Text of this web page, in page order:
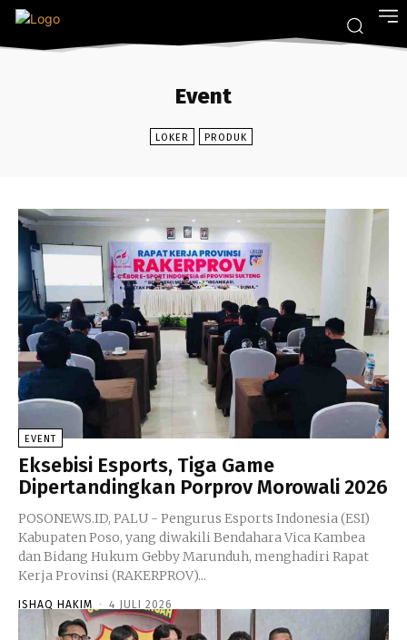
Event
LOKER PRODUK
EVENT
Eksebisi Esports, Tiga Game
Dipertandingkan Porprov Morowali 2026
POSONEWS.ID, PALU - Pengurus Esports Indonesia (ESI)
Kabupaten Poso, yang diwakili Bendahara Vica Kambea
dan Bidang Hukum Gebby Marunduh, menghadiri Rapat
Kerja Provinsi (RAKERPROV)...
ISHAQ HAKIM - 4 JULI 2026